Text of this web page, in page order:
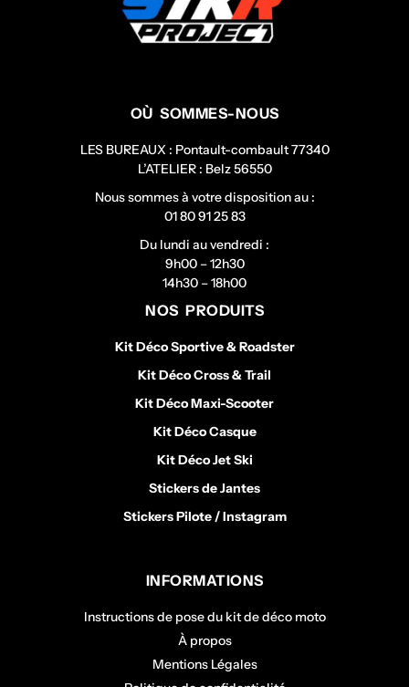
OÙ SOMMES-NOUS
LES BUREAUX : Pontault-combault 77340
L’ATELIER : Belz 56550
Nous sommes à votre disposition au :
01 80 91 25 83
Du lundi au vendredi :
9h00 – 12h30
14h30 – 18h00
NOS PRODUITS
Kit Déco Sportive & Roadster
Kit Déco Cross & Trail
Kit Déco Maxi-Scooter
Kit Déco Casque
Kit Déco Jet Ski
Stickers de Jantes
Stickers Pilote / Instagram
INFORMATIONS
Instructions de pose du kit de déco moto
À propos
Mentions Légales